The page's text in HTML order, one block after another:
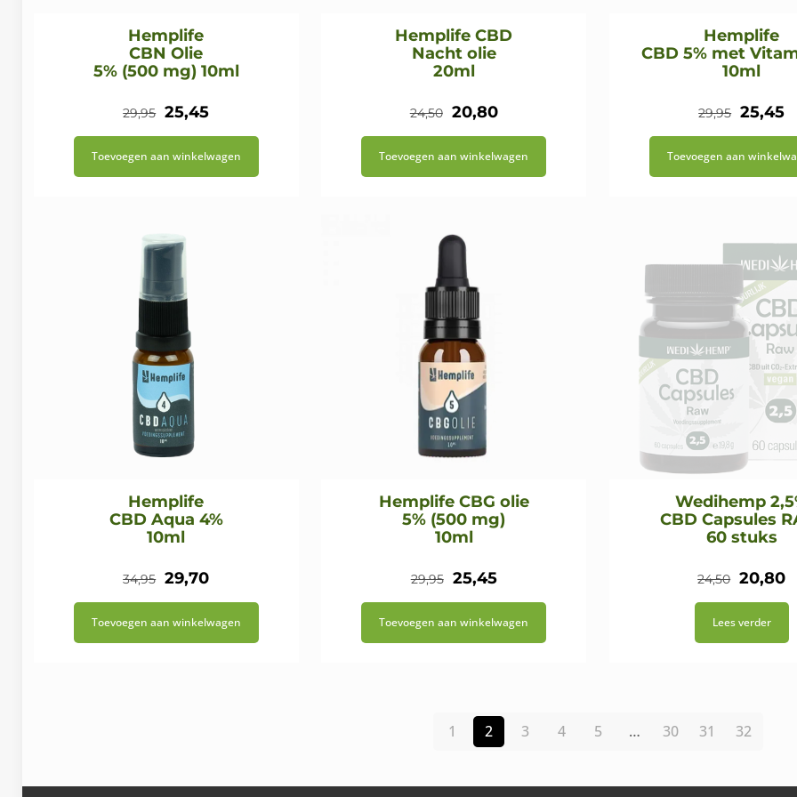
Hemplife
CBN Olie
5% (500 mg) 10ml
29,95 Oorspronkelijke
prijs
25,45Huidige
prijs
is:
Toevoegen aan winkelwagen
Hemplife CBD
Nacht olie
20ml
24,50 Oorspronkelijke
prijs
20,80Huidige
prijs
is:
Toevoegen aan winkelwagen
Hemplife
CBD 5% met
10ml
29,95
prijs
25,45
Toevoegen aan
Hemplife
CBD Aqua 4%
10ml
34,95 Oorspronkelijke
prijs
29,70Huidige
prijs
is:
Toevoegen aan winkelwagen
Hemplife CBG olie
5% (500 mg)
10ml
29,95 Oorspronkelijke
prijs
25,45Huidige
prijs
is:
Toevoegen aan winkelwagen
Wedihemp
CBD Capsules
60 stuks
24,50
prijs
20,80
Lees verder
1 2 3 4 5 … 30 31 32